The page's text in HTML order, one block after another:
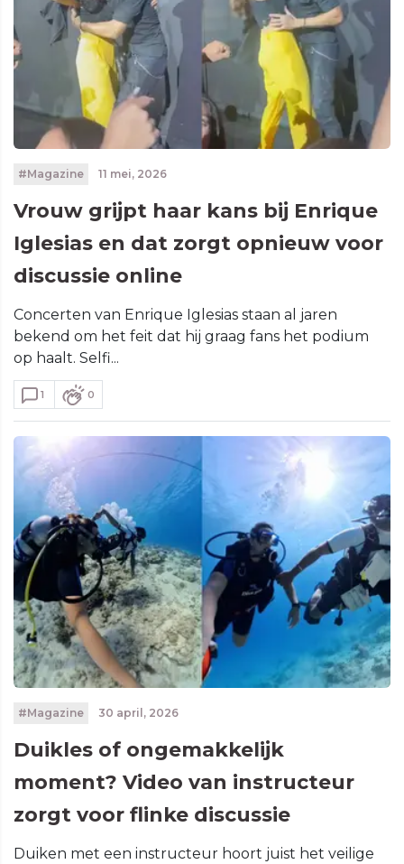
#Magazine 11 mei, 2026
Vrouw grijpt haar kans bij Enrique
Iglesias en dat zorgt opnieuw voor
discussie online
Concerten van Enrique Iglesias staan al jaren
bekend om het feit dat hij graag fans het podium
op haalt. Selfi...
1 0
#Magazine 30 april, 2026
Duikles of ongemakkelijk
moment? Video van instructeur
zorgt voor flinke discussie
Duiken met een instructeur hoort juist het veilige